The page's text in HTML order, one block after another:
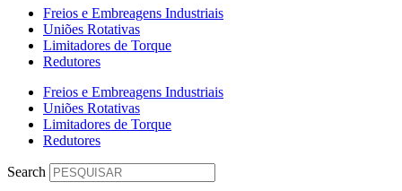
Freios e Embreagens Industriais
Uniões Rotativas
Limitadores de Torque
Redutores
Freios e Embreagens Industriais
Uniões Rotativas
Limitadores de Torque
Redutores
Search